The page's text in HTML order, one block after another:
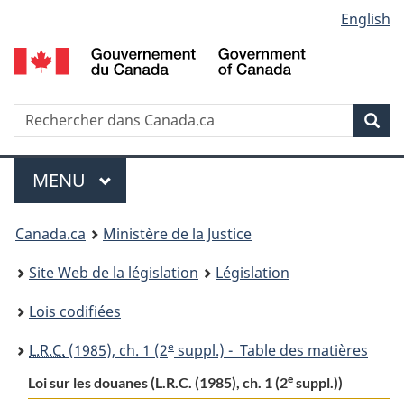
au
contenu
propos
de
la
HTML
simplifiée
selection
English
Recherche
Menu
MENU PRINCIPAL
You
are
here:
Canada.ca
Ministère de la Justice
Site Web de la législation
Législation
Lois codifiées
L.R.C. (1985), ch. 1 (2e suppl.) - Table des matières
Loi sur les douanes (L.R.C. (1985), ch. 1 (2e suppl.))